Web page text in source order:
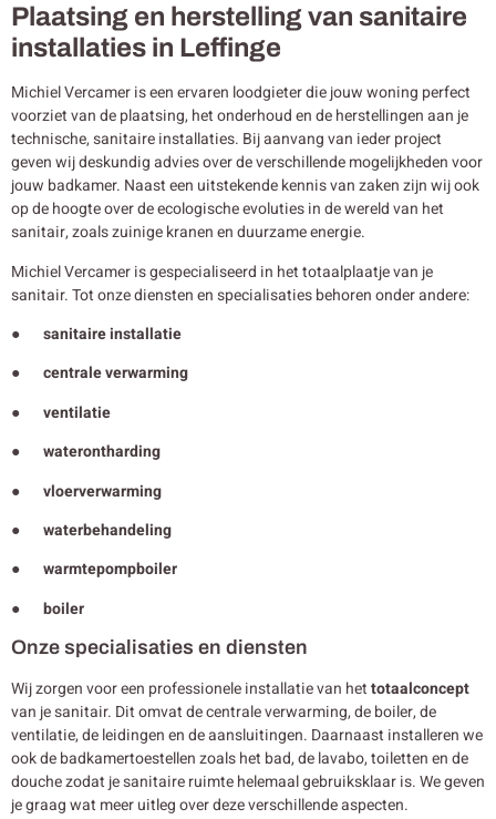
Plaatsing en herstelling van sanitaire
installaties in Leffinge
Michiel Vercamer is een ervaren loodgieter die jouw woning perfect
voorziet van de plaatsing, het onderhoud en de herstellingen aan je
technische, sanitaire installaties. Bij aanvang van ieder project
geven wij deskundig advies over de verschillende mogelijkheden voor
jouw badkamer. Naast een uitstekende kennis van zaken zijn wij ook
op de hoogte over de ecologische evoluties in de wereld van het
sanitair, zoals zuinige kranen en duurzame energie.
Michiel Vercamer is gespecialiseerd in het totaalplaatje van je
sanitair. Tot onze diensten en specialisaties behoren onder andere:
● sanitaire installatie
● centrale verwarming
● ventilatie
● waterontharding
● vloerverwarming
● waterbehandeling
● warmtepompboiler
● boiler
Onze specialisaties en diensten
Wij zorgen voor een professionele installatie van hettotaalconcept
van je sanitair. Dit omvat de centrale verwarming, de boiler, de
ventilatie, de leidingen en de aansluitingen. Daarnaast installeren we
ook de badkamertoestellen zoals het bad, de lavabo, toiletten en de
douche zodat je sanitaire ruimte helemaal gebruiksklaar is. We geven
je graag wat meer uitleg over deze verschillende aspecten.